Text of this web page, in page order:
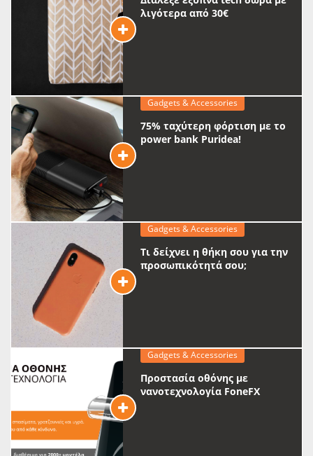
λιγότερα από 30€
Gadgets & Accessories
75% ταχύτερη φόρτιση με το
power bank Puridea!
Gadgets & Accessories
Τι δείχνει η θήκη σου για την
προσωπικότητά σου;
Gadgets & Accessories
Προστασία οθόνης με
νανοτεχνολογία FoneFX